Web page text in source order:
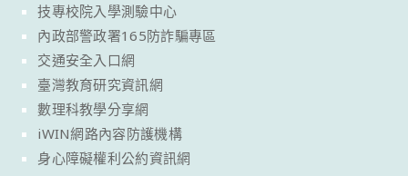
技專校院入學測驗中心
內政部警政署165防詐騙專區
交通安全入口網
臺灣教育研究資訊網
數理科教學分享網
iWIN網路內容防護機構
身心障礙權利公約資訊網